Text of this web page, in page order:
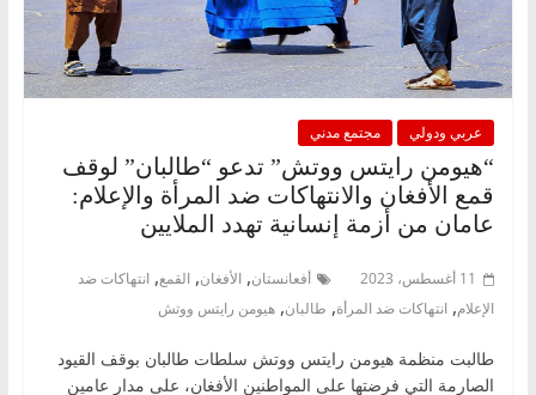
عربي ودولي مجتمع مدني
“هيومن رايتس ووتش” تدعو “طالبان” لوقف
قمع الأفغان والانتهاكات ضد المرأة والإعلام:
عامان من أزمة إنسانية تهدد الملايين
11 أغسطس، 2023 أفعانستان, الأفغان, القمع, انتهاكات ضد
الإعلام, انتهاكات ضد المرأة, طالبان, هيومن رايتس ووتش
طالبت منظمة هيومن رايتس ووتش سلطات طالبان بوقف القيود
الصارمة التي فرضتها على المواطنين الأفغان، على مدار عامين